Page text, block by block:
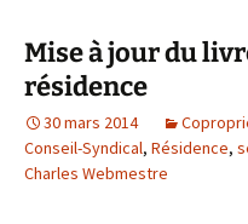
Mise à jour du
résidence
30 mars 2014
Conseil-Syndical, Résidence,
Charles Webmestre